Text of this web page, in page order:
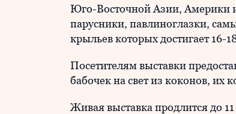
Юго-Восточной Азии,
парусники, павлиноглазки,
крыльев которых достигает 16-
Посетителям выставки
бабочек на свет из коконов,
Живая выставка продлится до